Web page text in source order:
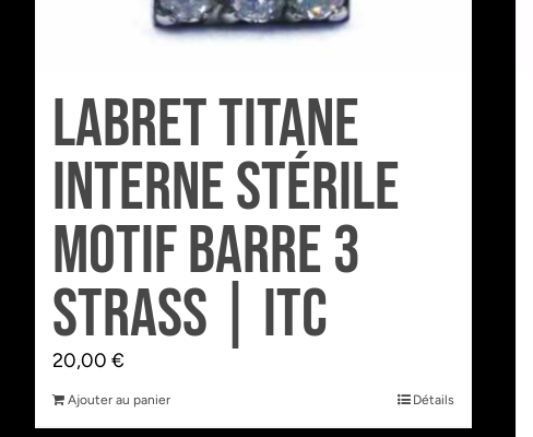
Labret Titane
Interne Stérile
motif Barre 3
Strass | Itc
20,00 €
Ajouter au panier Détails